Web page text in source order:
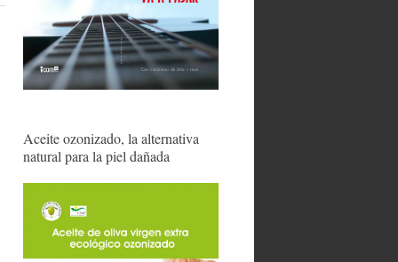
Aceite ozonizado, la alternativa
natural para la piel dañada